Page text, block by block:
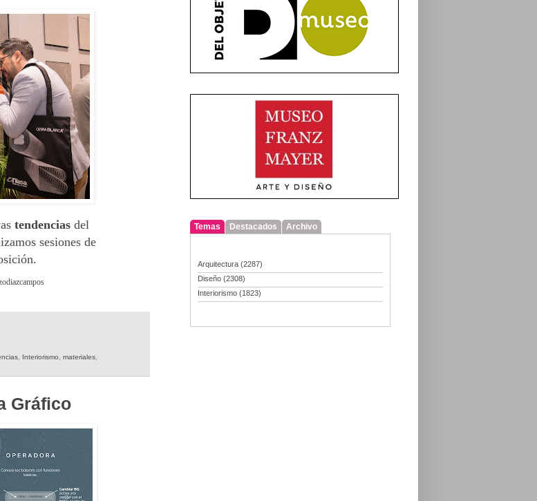
tendencias del
sesiones de
, Interiorismo, materiales,
Gráfico
Temas Destacados Archivo
Arquitectura (2287)
Diseño (2308)
Interiorismo (1823)